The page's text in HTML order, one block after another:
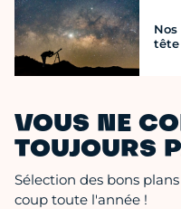
tête
VOUS NE
TOUJOURS
Sélection des bons
coup toute l'année !